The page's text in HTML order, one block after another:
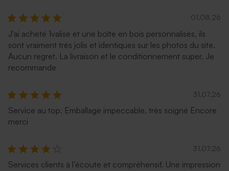
01.08.26
J'ai acheté 1valise et une boîte en bois personnalisés, ils
sont vraiment très jolis et identiques sur les photos du site.
Aucun regret. La livraison et le conditionnement super. Je
recommande
31.07.26
Service au top. Emballage impeccable, très soigné Encore
merci
31.07.26
Services clients à l’écoute et compréhensif. Une impression